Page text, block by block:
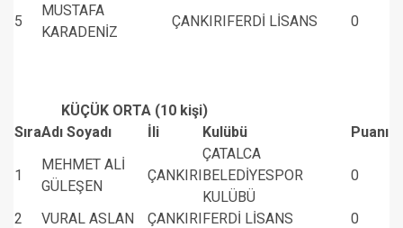
5
MUSTAFA
KARADENİZ
ÇANKIRIFERDİ LİSANS 0
KÜÇÜK ORTA (10 kişi)
SıraAdı Soyadı İli Kulübü Puanı
1
MEHMET ALİ
GÜLEŞEN
ÇANKIRI
ÇATALCA
BELEDİYESPOR
KULÜBÜ
0
2 VURAL ASLAN ÇANKIRIFERDİ LİSANS
0